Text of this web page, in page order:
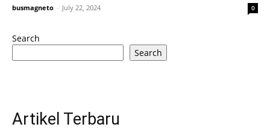
busmagneto - July 22, 2024 0
Search
Search
Artikel Terbaru